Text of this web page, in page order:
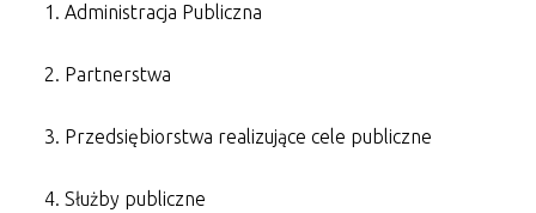
Administracja Publiczna
Partnerstwa
Przedsiębiorstwa realizujące cele publiczne
Służby publiczne